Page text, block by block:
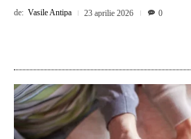
de: Vasile Antipa 23 aprilie 2026 0